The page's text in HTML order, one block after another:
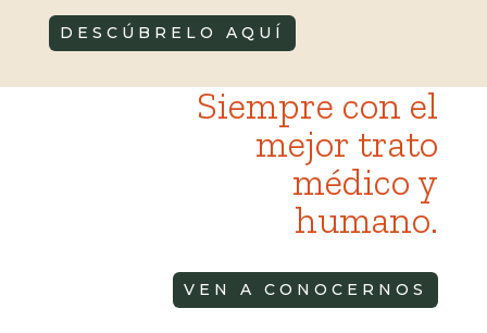
DESCÚBRELO AQUÍ
Siempre con el
mejor trato
médico y
humano.
VEN A CONOCERNOS